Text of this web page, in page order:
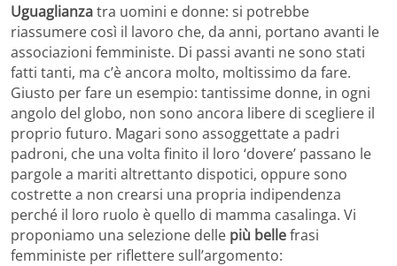
Uguaglianzatra uomini e donne: si potrebbe
riassumere così il lavoro che, da anni, portano avanti le
associazioni femministe. Di passi avanti ne sono stati
fatti tanti, ma c’è ancora molto, moltissimo da fare.
Giusto per fare un esempio: tantissime donne, in ogni
angolo del globo, non sono ancora libere di scegliere il
proprio futuro. Magari sono assoggettate a padri
padroni, che una volta finito il loro ‘dovere’ passano le
pargole a mariti altrettanto dispotici, oppure sono
costrette a non crearsi una propria indipendenza
perché il loro ruolo è quello di mamma casalinga. Vi
proponiamo una selezione delle più bellefrasi
femministe per riflettere sull’argomento: